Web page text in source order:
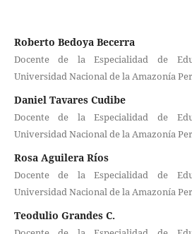
Roberto Bedoya Becerra
Docente de la Especialidad de
Universidad Nacional de la Amazonía
Daniel Tavares Cudibe
Docente de la Especialidad de
Universidad Nacional de la Amazonía
Rosa Aguilera Ríos
Docente de la Especialidad de
Universidad Nacional de la Amazonía
Teodulio Grandes C.